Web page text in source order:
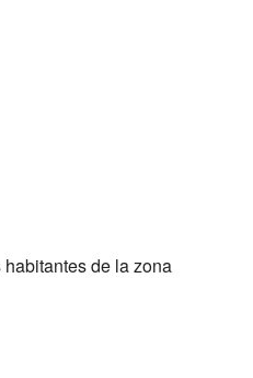
de la zona